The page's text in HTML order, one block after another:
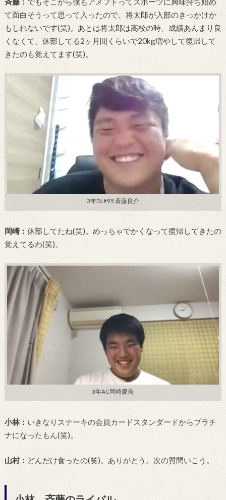
て面白そうって思って入ったので、将太郎が入部のきっかけか
もしれないです(笑)。あとは将太郎は高校の時、成績あんまり良
くなくて、休部してる2ヶ月間くらいで20kg増やして復帰して
きたのも覚えてます(笑)。
3年DL#95 斉藤良介
岡崎： 休部してたね(笑)。めっちゃでかくなって復帰してきたの
覚えてるわ(笑)。
3年AC岡崎慶吾
小林： いきなりステーキの会員カードスタンダードからプラチ
ナになったもん(笑)。
山村： どんだけ食ったの(笑)。ありがとう。次の質問いこう。